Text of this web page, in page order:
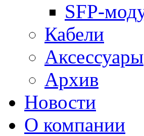
SFP-
Кабели
Аксессуары
Архив
Новости
О компании